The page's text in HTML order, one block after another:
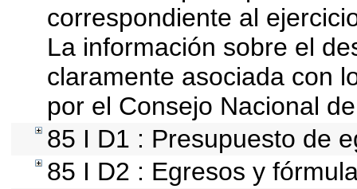
correspondiente al
La información sobre el
claramente asociada con
por el Consejo Nacional
85 I D1 : Presupuesto de
85 I D2 : Egresos y